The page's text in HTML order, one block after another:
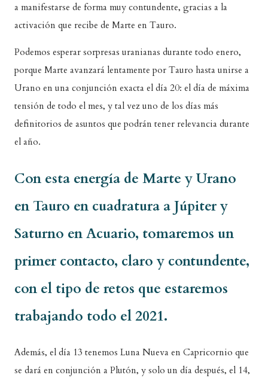
a manifestarse de forma muy contundente, gracias a la
activación que recibe de Marte en Tauro.
Podemos esperar sorpresas uranianas durante todo enero,
porque Marte avanzará lentamente por Tauro hasta unirse a
Urano en una conjunción exacta el día 20: el día de máxima
tensión de todo el mes, y tal vez uno de los días más
definitorios de asuntos que podrán tener relevancia durante
el año.
Con esta energía de Marte y Urano
en Tauro en cuadratura a Júpiter y
Saturno en Acuario, tomaremos un
primer contacto, claro y contundente,
con el tipo de retos que estaremos
trabajando todo el 2021.
Además, el día 13 tenemos Luna Nueva en Capricornio que
se dará en conjunción a Plutón, y solo un día después, el 14,